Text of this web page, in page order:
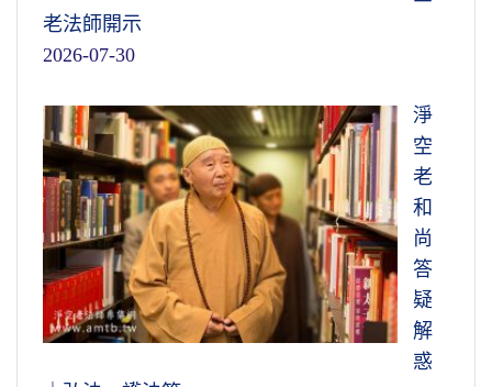
老法師開示
2026-07-30
淨
空
老
和
尚
答
疑
解
惑